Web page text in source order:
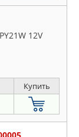
12V
Купить